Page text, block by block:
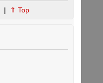
| ⇑ Top